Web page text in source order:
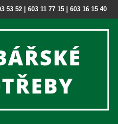
53 52 | 603 11 77 15 | 603 16 15 40